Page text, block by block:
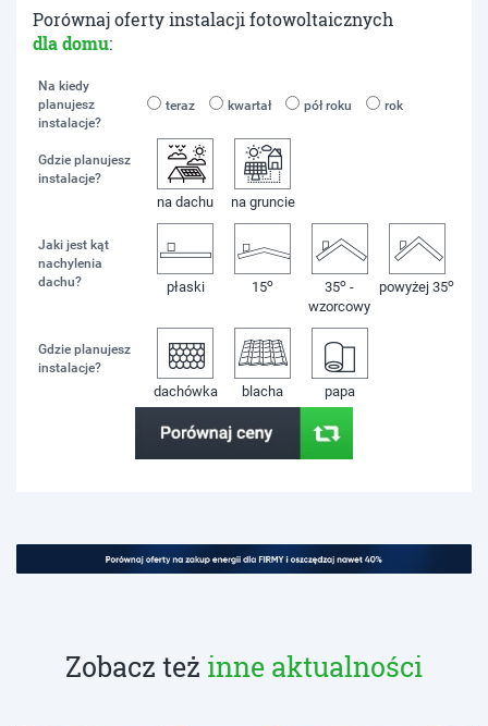
Porównaj oferty instalacji fotowoltaicznych
dla domu:
Na kiedy
planujesz
instalacje?
teraz kwartał pół roku rok
Gdzie planujesz
instalacje?
na dachu na gruncie
Jaki jest kąt
nachylenia
dachu?
płaski 15o 35o -
wzorcowy
powyżej 35o
Gdzie planujesz
instalacje?
dachówka blacha papa
Zobacz też inne aktualności